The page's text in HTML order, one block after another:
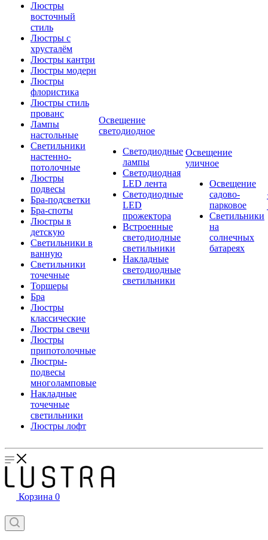
Люстры
восточный
стиль
Люстры с
хрусталём
Люстры кантри
Люстры модерн
Люстры
флористика
Люстры стиль
прованс
Лампы
настольные
Светильники
настенно-
потолочные
Люстры
подвесы
Бра-подсветки
Бра-споты
Люстры в
детскую
Светильники в
ванную
Светильники
точечные
Торшеры
Бра
Люстры
классические
Люстры свечи
Люстры
припотолочные
Люстры-
подвесы
многоламповые
Накладные
точечные
светильники
Люстры лофт
Освещение
светодиодное
Светодиодные
лампы
Светодиодная
LED лента
Светодиодные
LED
прожектора
Встроенные
светодиодные
светильники
Накладные
светодиодные
светильники
Освещение
уличное
Освещение
садово-
парковое
Светильники
на
солнечных
батареях
Корзина 0